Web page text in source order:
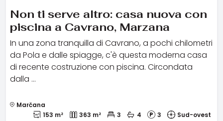
Non ti serve altro: casa nuova con
piscina a Cavrano, Marzana
In una zona tranquilla di Cavrano, a pochi chilometri
da Pola e dalle spiagge, c'è questa moderna casa
di recente costruzione con piscina. Circondata
dalla …
Marčana
153 m²
363 m² 3 4 3
Sud-ovest